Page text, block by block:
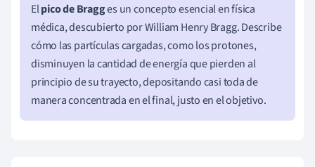
Elpico de Bragges un concepto esencial en física
médica, descubierto por William Henry Bragg. Describe
cómo las partículas cargadas, como los protones,
disminuyen la cantidad de energía que pierden al
principio de su trayecto, depositando casi toda de
manera concentrada en el final, justo en el objetivo.